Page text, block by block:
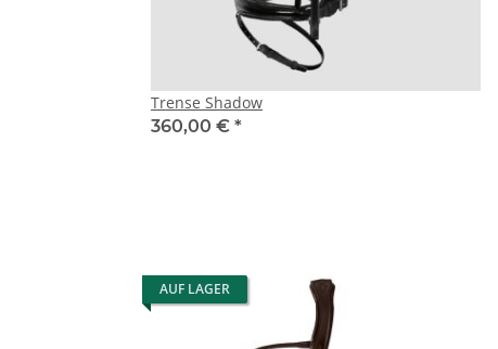
Trense Shadow
360,00 € *
AUF LAGER